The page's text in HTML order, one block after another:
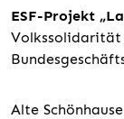
ESF-Projekt
Volkssolidarität
Alte